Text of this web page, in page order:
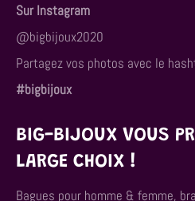
Sur Instagram
@bigbijoux2020
Partagez vos photos avec le
#bigbijoux
BIG-BIJOUX VOUS
LARGE CHOIX !
Bagues pour homme & femme,